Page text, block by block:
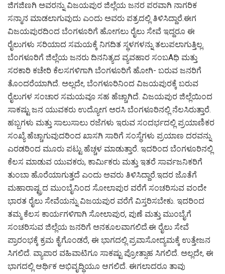
ಜಿಗಜಿಣಗಿ ಅವರನ್ನು ವಿಜಯಪುರ ಜಿಲ್ಲೆಯ ಜನರ ಪರವಾಗಿ ನಾಗರಿಕ
ಸನ್ಮಾನ ಮಾಡಲಾಗುವುದು ಎಂದು ಅವರು ಪತ್ರದಲ್ಲಿ ತಿಳಿಸಿದ್ದಾರೆ.ಈಗ
ವಿಜಯಪುರದಿಂದ ಬೆಂಗಳೂರಿಗೆ ಹೋಗಲು ರೈಲು ಸೇವೆ ಇದ್ದರೂ ಈ
ರೈಲುಗಳು ಸರಿಯಾದ ಸಮಯಕ್ಕೆ ನಿಗದಿತ ಸ್ಥಳಗಳನ್ನು ತಲುಪಲಾಗುತ್ತಿಲ್ಲ.
ಬೆಂಗಳೂರಿಗೆ ಜಿಲ್ಲೆಯ ಜನರು ದಿನನಿತ್ಯದ ವ್ಯವಹಾರ ಸಂಬAಧಿ ಮತ್ತು
ಸರಕಾರಿ ಕಚೇರಿ ಕೆಲಸಗಳಿಗಾಗಿ ಬೆಂಗಳೂರಿಗೆ ಹೋಗಿ- ಬರುವ ಜನರಿಗೆ
ತೊಂದರೆಯಾಗಿದೆ. ಅಲ್ಲದೇ, ಬೆಂಗಳೂರಿನಿಂದ ವಿಜಯಪುರಕ್ಕೆ ಬರುವ
ರೈಲುಗಳ ಸಂಚಾರ ಸಮಯವೂ ಸಹ ಹೆಚ್ಚಾಗಿದೆ. ವಿಜಯಪುರ ಜಿಲ್ಲೆಯಿಂದ
ಸಾಕಷ್ಟು ಜನ ಯುವಕರು ಉದ್ಯೋಗ ಅರಸಿ ಬೆಂಗಳೂರಿನಲ್ಲಿ ನೆಲಸಿರುತ್ತಾರೆ.
ಹಬ್ಬಗಳು ಮತ್ತು ಸಾಲುಸಾಲು ರಜೆಗಳು ಇರುವ ಸಂದರ್ಭದಲ್ಲಿ ಪ್ರಯಾಣಿಕರ
ಸಂಖ್ಯೆ ಹೆಚ್ಚಾಗುವುದರಿಂದ ಖಾಸಗಿ ಸಾರಿಗೆ ಸಂಸ್ಥೆಗಳು ಪ್ರಯಾಣ ದರವನ್ನು
ಎರಡರಿಂದ ಮೂರು ಪಟ್ಟು ಹೆಚ್ಚಳ ಮಾಡುತ್ತಾರೆ. ಇದರಿಂದ ಬೆಂಗಳೂರಿನಲ್ಲಿ
ಕೆಲಸ ಮಾಡುವ ಯುವಕರು, ಕಾರ್ಮಿಕರು ಮತ್ತು ಇತರೆ ಸಾರ್ವಜನಿಕರಿಗೆ
ತುಂಬಾ ಹೊರೆಯಾಗುತ್ತದೆ ಎಂದು ಅವರು ತಿಳಿಸಿದ್ದಾರೆ.ಇದರ ಜೊತೆಗೆ
ಮಹಾರಾಷ್ಟ್ರದ ಮುಂಬೈನಿಂದ ಸೋಲಾಪುರ ವರೆಗೆ ಸಂಚರಿಸುವ ವಂದೇ
ಭಾರತ ರೈಲು ಸೇವೆಯನ್ನು ವಿಜಯಪುರ ವರೆಗೆ ವಿಸ್ತರಿಸಬೇಕು. ಇದರಿಂದ
ತಮ್ಮ ಕೆಲಸ ಕಾರ್ಯಗಳಿಗಾಗಿ ಸೋಲಾಪುರ, ಪುಣೆ ಮತ್ತು ಮುಂಬೈಗೆ
ಸಂಚರಿಸುವ ಜಿಲ್ಲೆಯ ಜನರಿಗೆ ಅನಕೂಲವಾಗಲಿದೆ.ಈ ರೈಲು ಸೇವೆ
ಪ್ರಾರಂಭಕ್ಕೆ ಕ್ರಮ ಕೈಗೊಂಡರೆ, ಈ ಭಾಗದಲ್ಲಿ ಪ್ರವಾಸೋದ್ಯಮಕ್ಕೆ ಉತ್ತೇಜನ
ಸಿಗಲಿದೆ. ವ್ಯಾಪಾರ ವಹಿವಾಟಿಗೂ ಸಾಕಷ್ಟು ಪ್ರೋತ್ಸಾಹ ಸಿಗಲಿದೆ. ಅಲ್ಲದೇ, ಈ
ಭಾಗದಲ್ಲಿ ಆರ್ಥಿಕ ಅಭಿವೃದ್ಧಿಯೂ ಆಗಲಿದೆ. ಈಗಲಾದರೂ ತಾವು